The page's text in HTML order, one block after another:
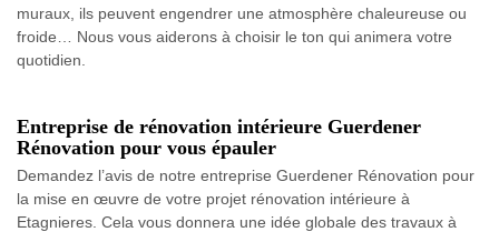
muraux, ils peuvent engendrer une atmosphère chaleureuse ou
froide… Nous vous aiderons à choisir le ton qui animera votre
quotidien.
Entreprise de rénovation intérieure Guerdener
Rénovation pour vous épauler
Demandez l’avis de notre entreprise Guerdener Rénovation pour
la mise en œuvre de votre projet rénovation intérieure à
Etagnieres. Cela vous donnera une idée globale des travaux à